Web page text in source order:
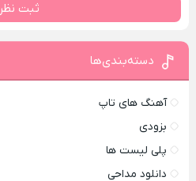
ثبت نظر
دسته‌بندی‌ها
آهنگ های تاپ
بزودی
پلی لیست ها
دانلود مداحی